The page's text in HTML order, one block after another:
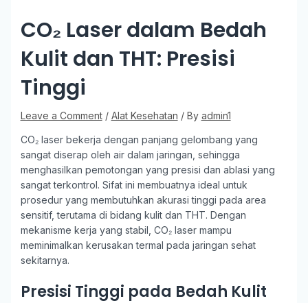
CO₂ Laser dalam Bedah
Kulit dan THT: Presisi
Tinggi
Leave a Comment / Alat Kesehatan / By admin1
CO₂ laser bekerja dengan panjang gelombang yang
sangat diserap oleh air dalam jaringan, sehingga
menghasilkan pemotongan yang presisi dan ablasi yang
sangat terkontrol. Sifat ini membuatnya ideal untuk
prosedur yang membutuhkan akurasi tinggi pada area
sensitif, terutama di bidang kulit dan THT. Dengan
mekanisme kerja yang stabil, CO₂ laser mampu
meminimalkan kerusakan termal pada jaringan sehat
sekitarnya.
Presisi Tinggi pada Bedah Kulit